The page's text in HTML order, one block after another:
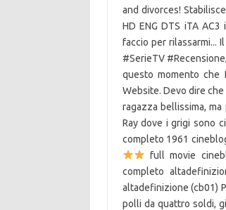
and divorces!
HD ENG DTS iTA
faccio per rilassarmi...
#SerieTV
questo momento che
Website. Devo dire
ragazza bellissima,
Ray dove i grigi sono
completo 1961
full movie
completo
altadefinizione (cb01)
polli da quattro soldi,